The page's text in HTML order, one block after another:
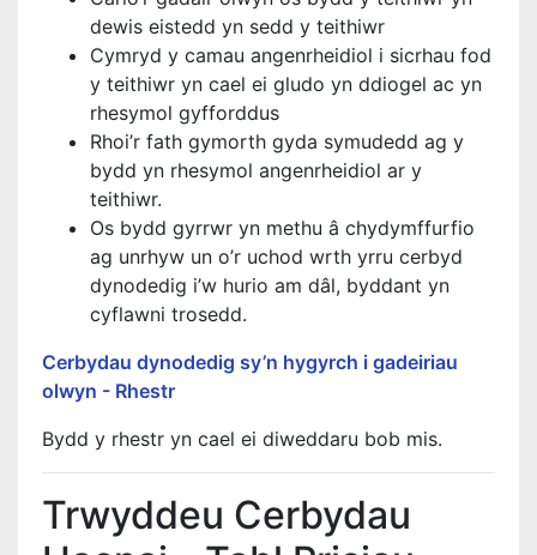
dewis eistedd yn sedd y teithiwr
Cymryd y camau angenrheidiol i sicrhau fod
y teithiwr yn cael ei gludo yn ddiogel ac yn
rhesymol gyfforddus
Rhoi’r fath gymorth gyda symudedd ag y
bydd yn rhesymol angenrheidiol ar y
teithiwr.
Os bydd gyrrwr yn methu â chydymffurfio
ag unrhyw un o’r uchod wrth yrru cerbyd
dynodedig i’w hurio am dâl, byddant yn
cyflawni trosedd.
Cerbydau dynodedig sy’n hygyrch i gadeiriau
olwyn - Rhestr
Bydd y rhestr yn cael ei diweddaru bob mis.
Trwyddeu Cerbydau